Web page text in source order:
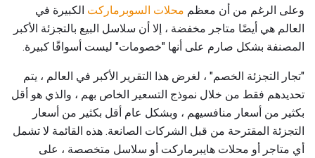
وعلى الرغم من أن معظم محلات السوبرماركت الكبيرة في
العالم هي أيضًا متاجر مخفضة ، إلا أن سلاسل البيع بالتجزئة الأكبر
المصنفة بشكل صارم على أنها "خصومات" ليست أسواقًا كبيرة.
"تجار التجزئة الخصم" ، لغرض هذا التقرير الأكبر في العالم ، يتم
تحديدهم فقط من خلال نموذج التسعير الخاص بهم ، والذي هو أقل
بكثير من أسعار منافسيهم ، وبشكل عام أقل بكثير من أسعار
التجزئة المقترحة من قبل الشركات الصانعة. هذه القائمة لا تشمل
أي متاجر أو محلات هايبرماركت أو سلاسل متخصصة ، على